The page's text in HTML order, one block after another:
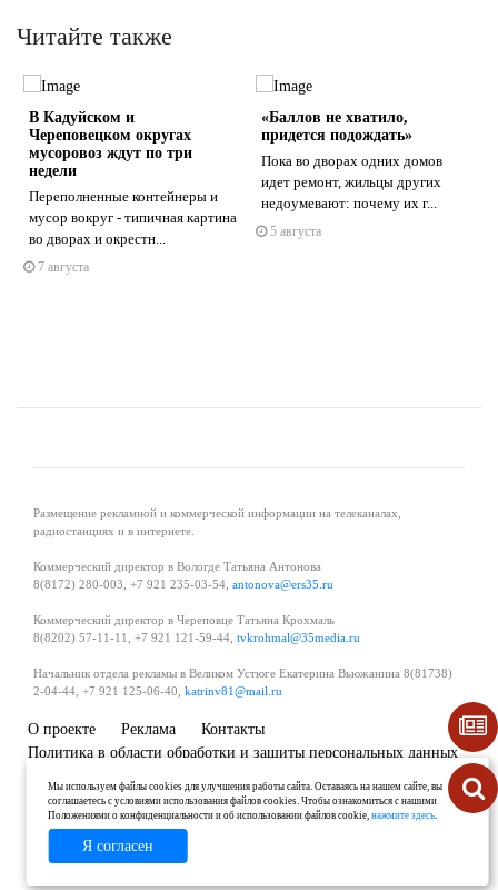
Читайте также
В Кадуйском и
Череповецком округах
мусоровоз ждут по три
недели
Переполненные контейнеры и
мусор вокруг - типичная картина
во дворах и окрестн...
7 августа
«Баллов не хватило,
придется подождать»
Пока во дворах одних домов
идет ремонт, жильцы других
недоумевают: почему их г...
5 августа
Размещение рекламной и коммерческой информации на телеканалах,
радиостанциях и в интернете.
Коммерческий директор в Вологде Татьяна Антонова
8(8172) 280-003, +7 921 235-03-54, antonova@ers35.ru
Коммерческий директор в Череповце Татьяна Крохмаль
8(8202) 57-11-11, +7 921 121-59-44, tvkrohmal@35media.ru
Начальник отдела рекламы в Великом Устюге Екатерина Вьюжанина 8(81738)
2-04-44, +7 921 125-06-40, katrinv81@mail.ru
О проекте Реклама
Контакты
Политика в области обработки и защиты персональных данных
Мы используем файлы cookies для улучшения работы сайта. Оставаясь на нашем сайте, вы
соглашаетесь с условиями использования файлов cookies. Чтобы ознакомиться с нашими
Положениями о конфиденциальности и об использовании файлов cookie,нажмите здесь.
Я согласен